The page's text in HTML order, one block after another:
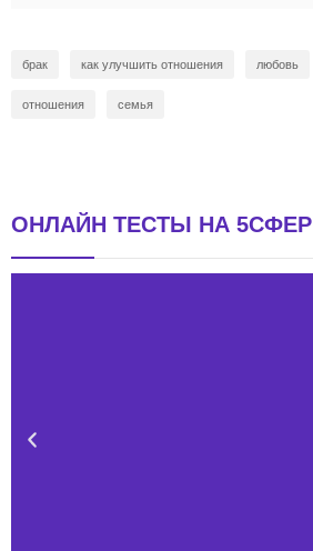
брак как улучшить отношения любовь
отношения семья
ОНЛАЙН ТЕСТЫ НА 5СФЕР